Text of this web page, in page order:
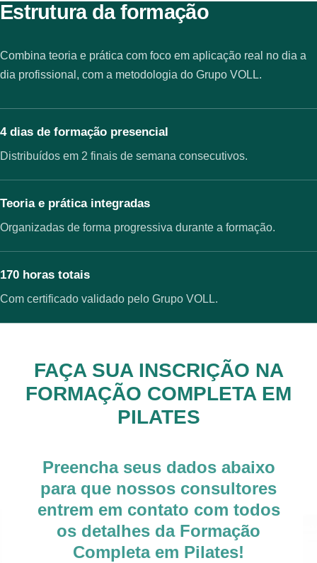
Estrutura da formação
Combina teoria e prática com foco em aplicação real no dia a
dia profissional, com a metodologia do Grupo VOLL.
4 dias de formação presencial
Distribuídos em 2 finais de semana consecutivos.
Teoria e prática integradas
Organizadas de forma progressiva durante a formação.
170 horas totais
Com certificado validado pelo Grupo VOLL.
FAÇA SUA INSCRIÇÃO NA
FORMAÇÃO COMPLETA EM
PILATES
Preencha seus dados abaixo
para que nossos consultores
entrem em contato com todos
os detalhes da Formação
Completa em Pilates!